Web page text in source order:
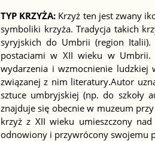
TYP KRZYŻA: Krzyż ten jest zwany
symboliki krzyża. Tradycja takich
syryjskich do Umbrii (region
postaciami w XII wieku w Umbrii.
wydarzenia i wzmocnienie ludzkiej
związanej z nim literatury.Autor
sztuce umbryjskiej (np. do szkoły
znajduje się obecnie w muzeum
krzyż z XII wieku umieszczony
odnowiony i przywrócony swojemu